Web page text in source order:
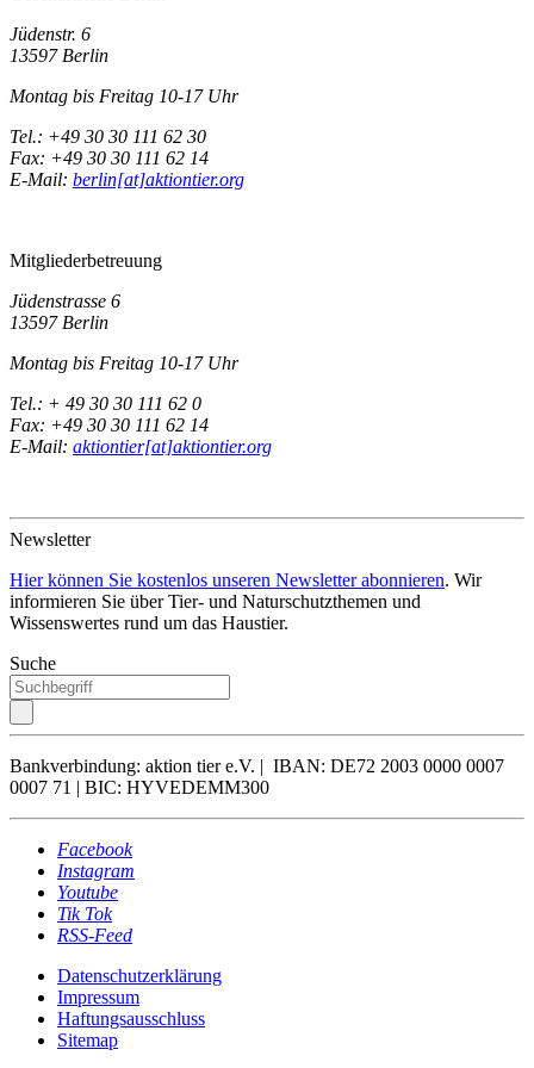
Jüdenstr. 6
13597 Berlin
Montag bis Freitag 10-17 Uhr
Tel.: +49 30 30 111 62 30
Fax: +49 30 30 111 62 14
E-Mail: berlin[at]aktiontier.org
Mitgliederbetreuung
Jüdenstrasse 6
13597 Berlin
Montag bis Freitag 10-17 Uhr
Tel.: + 49 30 30 111 62 0
Fax: +49 30 30 111 62 14
E-Mail: aktiontier[at]aktiontier.org
Newsletter
Hier können Sie kostenlos unseren Newsletter abonnieren. Wir
informieren Sie über Tier- und Naturschutzthemen und
Wissenswertes rund um das Haustier.
Suche
Bankverbindung: aktion tier e.V. | IBAN: DE72 2003 0000 0007
0007 71 | BIC: HYVEDEMM300
Facebook
Instagram
Youtube
Tik Tok
RSS-Feed
Datenschutzerklärung
Impressum
Haftungsausschluss
Sitemap